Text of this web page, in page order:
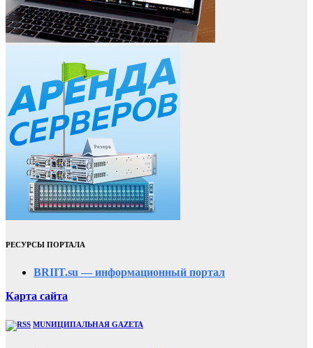
РЕСУРСЫ ПОРТАЛА
BRIIT.su — информационный портал
Карта сайта
MUNИЦИПАЛЬНАЯ GAZЕТА